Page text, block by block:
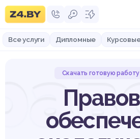
Все услуги Дипломные
Скачать готовую